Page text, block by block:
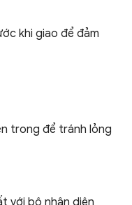
khi giao để đảm
trong để tránh lỏng
với bộ nhận diện